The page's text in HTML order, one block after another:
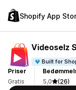
Shopify App
Videoselz
Built for
Priser
Gratis
5,0
(26)